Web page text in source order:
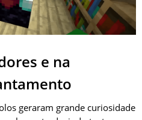
e na
geraram grande curiosidade